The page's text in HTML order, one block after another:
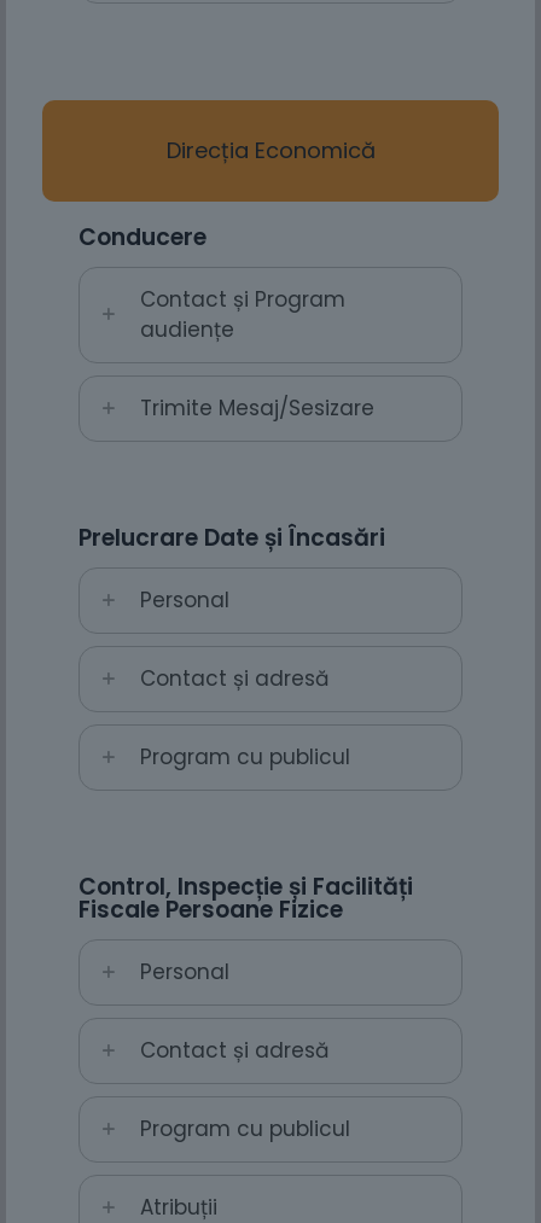
Direcția Economică
Conducere
Contact și Program
audiențe
Trimite Mesaj/Sesizare
Prelucrare Date și Încasări
Personal
Contact și adresă
Program cu publicul
Control, Inspecție și Facilități
Fiscale Persoane Fizice
Personal
Contact și adresă
Program cu publicul
Atribuții